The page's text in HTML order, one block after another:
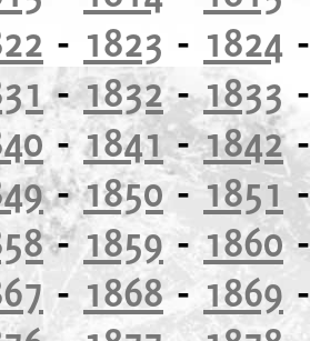
- 1823 - 1824
-1832-1833
-1841-1842
-1850-1851
-1859- 1860
- 1868- 1869